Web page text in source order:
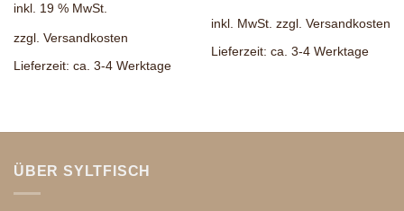
inkl. 19 % MwSt.
zzgl. Versandkosten
Lieferzeit: ca. 3-4 Werktage
inkl. MwSt. zzgl. Versandkosten
Lieferzeit: ca. 3-4 Werktage
ÜBER SYLTFISCH